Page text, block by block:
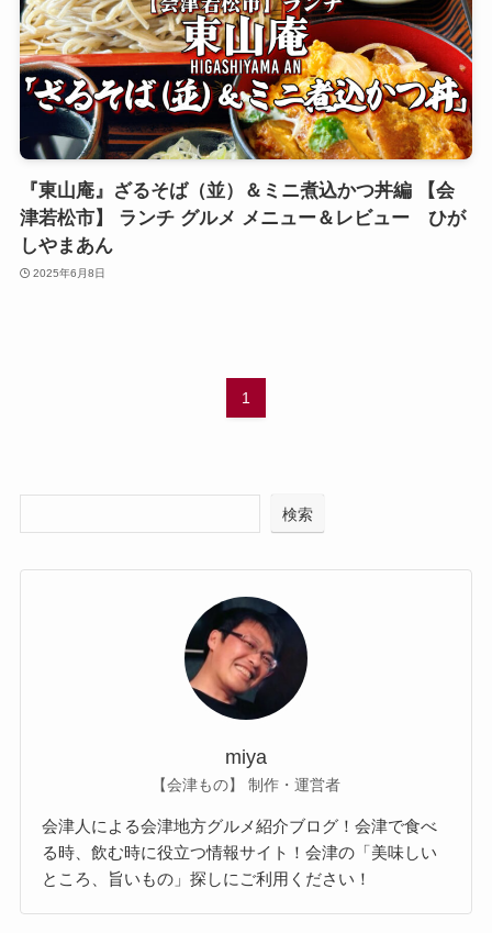
『東山庵』ざるそば（並）＆ミニ煮込かつ丼編 【会
津若松市】 ランチ グルメ メニュー＆レビュー ひが
しやまあん
2025年6月8日
1
検索
miya
【会津もの】 制作・運営者
会津人による会津地方グルメ紹介ブログ！会津で食べ
る時、飲む時に役立つ情報サイト！会津の「美味しい
ところ、旨いもの」探しにご利用ください！